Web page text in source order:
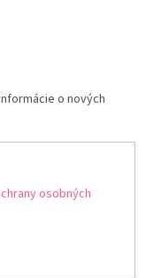
o nových
osobných